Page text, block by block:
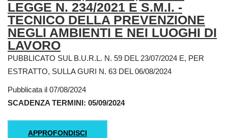
LEGGE N. 234/2021 E S.M.I. -
TECNICO DELLA PREVENZIONE
NEGLI AMBIENTI E NEI LUOGHI DI
LAVORO
PUBBLICATO SUL B.U.R.L. N. 59 DEL 23/07/2024 E, PER
ESTRATTO, SULLA GURI N. 63 DEL 06/08/2024
Pubblicata il 07/08/2024
SCADENZA TERMINI: 05/09/2024
APPROFONDISCI